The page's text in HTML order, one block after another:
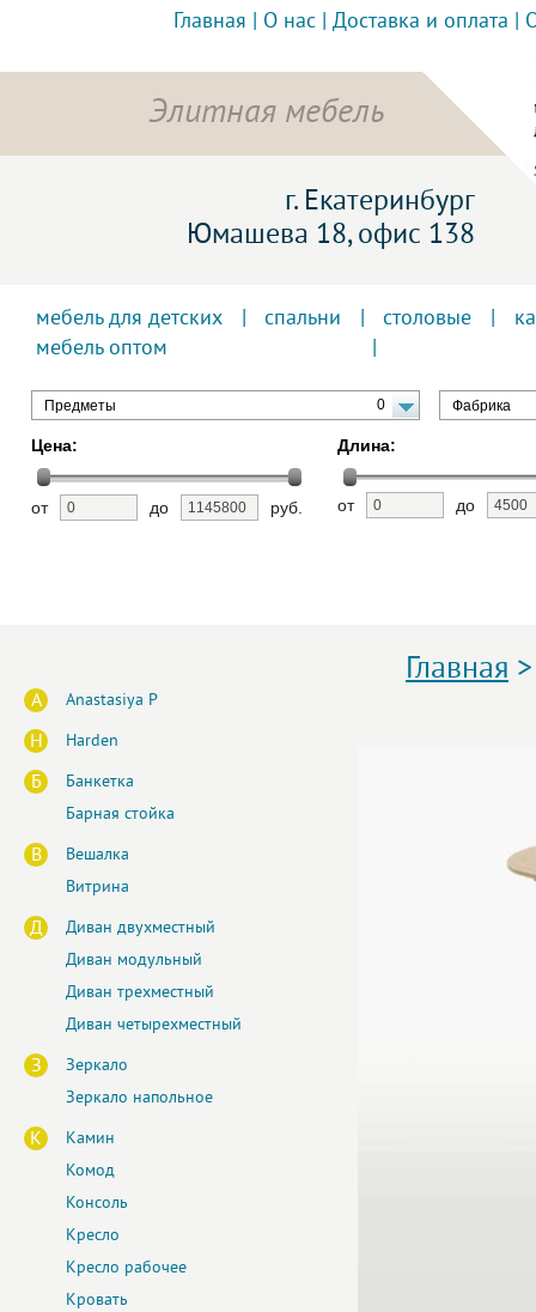
Главная О нас Доставка и оплата
Элитная мебель
г. Екатеринбург
Юмашева 18, офис 138
мебель для детских спальни столовые
мебель оптом
Предметы 0 Фабрика
Цена:
от до руб.
Длина:
от до
A Anastasiya P
H Harden
Б
Банкетка
Барная стойка
В
Вешалка
Витрина
Д
Диван двухместный
Диван модульный
Диван трехместный
Диван четырехместный
З
Зеркало
Зеркало напольное
К
Камин
Комод
Консоль
Кресло
Кресло рабочее
Кровать
Главная